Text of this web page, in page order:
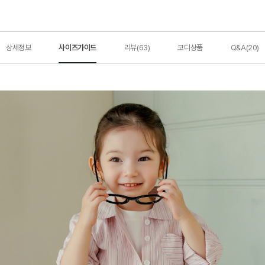
상세정보 사이즈가이드 리뷰(63) 코디상품 Q&A(20)